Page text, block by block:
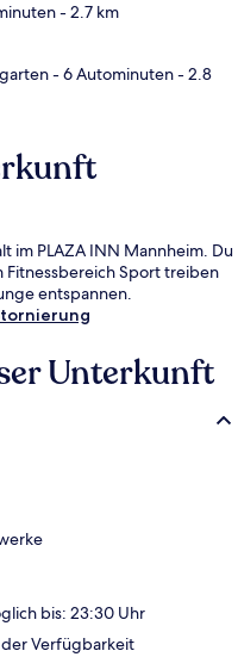
- 2.7 km
- 6 Autominuten- 2.8
im PLAZA INN Mannheim. Du
Fitnessbereich Sport treiben
entspannen.
Unterkunft
bis: 23:30 Uhr
Verfügbarkeit